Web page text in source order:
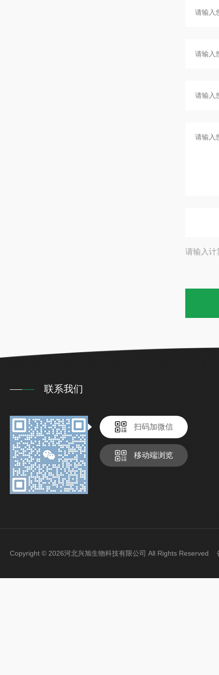
请输入计
联系我们
扫码加微信
移动端浏览
Copyright © 2026河北兴旭生物科技有限公司 All Rights Reserved